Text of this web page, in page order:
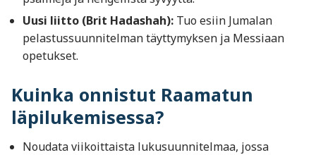
Uusi liitto (Brit Hadashah): Tuo esiin Jumalan
pelastussuunnitelman täyttymyksen ja Messiaan
opetukset.
Kuinka onnistut Raamatun
läpilukemisessa?
Noudata viikoittaista lukusuunnitelmaa, jossa